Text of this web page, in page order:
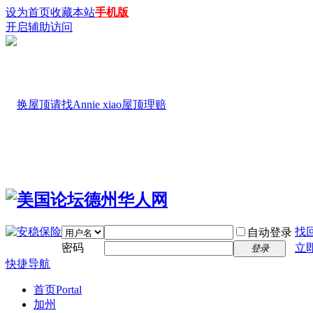
设为首页收藏本站手机版
开启辅助访问
自动登录 找
密码
登录
立
快捷导航
首页Portal
加州